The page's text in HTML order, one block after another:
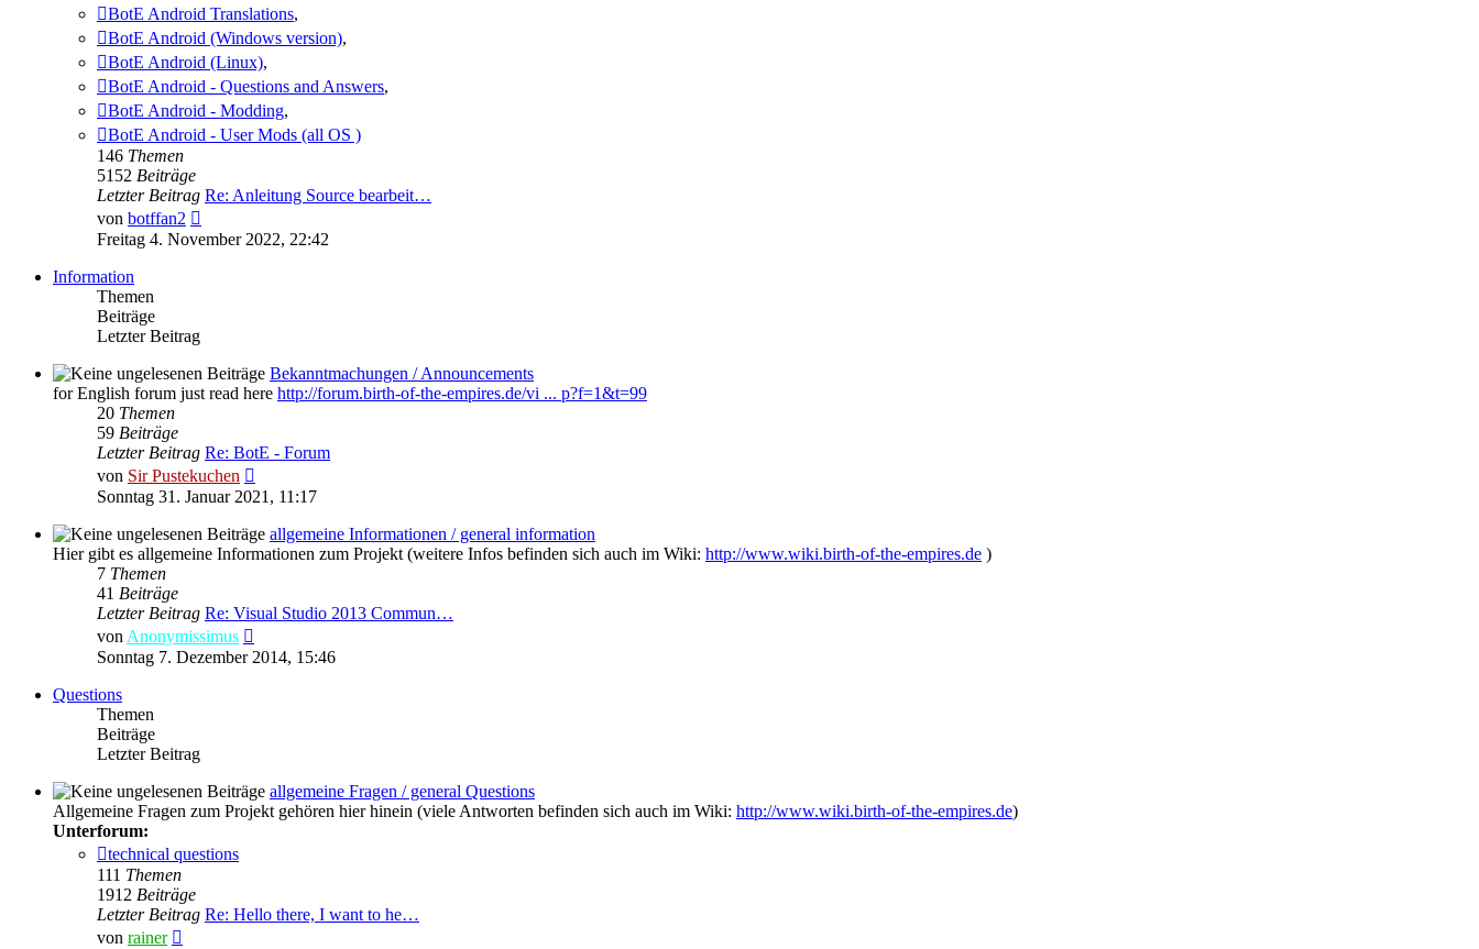
BotE Android Translations,
BotE Android (Windows version),
BotE Android (Linux),
BotE Android - Questions and Answers,
BotE Android - Modding,
BotE Android - User Mods (all OS )
146 Themen
5152 Beiträge
Letzter Beitrag Re: Anleitung Source bearbeit…
von botffan2
Beitrag
Freitag 4. November 2022, 22:42
Information
Themen
Beiträge
Letzter Beitrag
Bekanntmachungen / Announcements
for English forum just read here http://forum.birth-of-the-empires.de/vi ... p?f=1&t=99
20 Themen
59 Beiträge
Letzter Beitrag Re: BotE - Forum
von Sir Pustekuchen
Beitrag
Sonntag 31. Januar 2021, 11:17
allgemeine Informationen / general information
Hier gibt es allgemeine Informationen zum Projekt (weitere Infos befinden sich auch im Wiki: http://www.wiki.birth-of-the-empires.de )
7 Themen
41 Beiträge
Letzter Beitrag Re: Visual Studio 2013 Commun…
von Anonymissimus
Beitrag
Sonntag 7. Dezember 2014, 15:46
Questions
Themen
Beiträge
Letzter Beitrag
allgemeine Fragen / general Questions
Allgemeine Fragen zum Projekt gehören hier hinein (viele Antworten befinden sich auch im Wiki: http://www.wiki.birth-of-the-empires.de)
Unterforum:
technical questions
111 Themen
1912 Beiträge
Letzter Beitrag Re: Hello there, I want to he…
von rainer